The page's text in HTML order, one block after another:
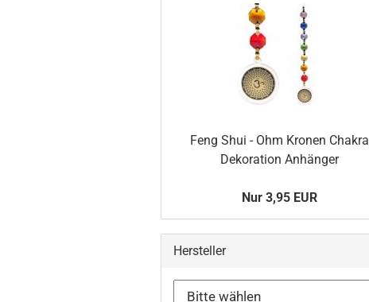
Feng Shui - Ohm Kronen Chakra
Dekoration Anhänger
Nur 3,95 EUR
Hersteller